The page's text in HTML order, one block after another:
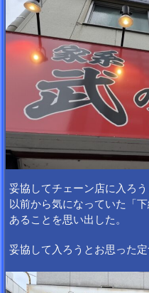
妥協してチェーン店に入ろ
以前から気になっていた「
あることを思い出した。
妥協して入ろうとお思った定